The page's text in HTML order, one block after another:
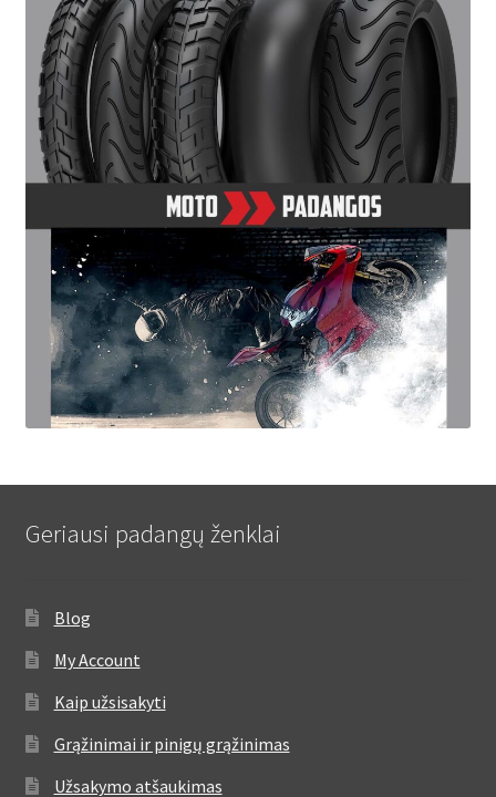
Geriausi padangų ženklai
Blog
My Account
Kaip užsisakyti
Grąžinimai ir pinigų grąžinimas
Užsakymo atšaukimas